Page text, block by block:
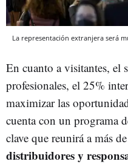
La representación extranjera será
En cuanto a visitantes, el
profesionales, el 25%
maximizar las
cuenta con un programa
clave que reunirá a más de
distribuidores y